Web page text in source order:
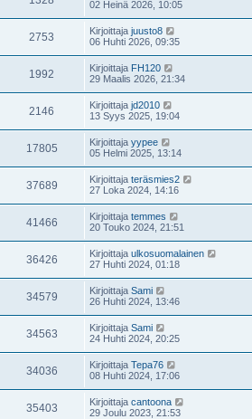
02 Heinä 2026, 10:05
2753 Kirjoittaja juusto8
06 Huhti 2026, 09:35
1992 Kirjoittaja FH120
29 Maalis 2026, 21:34
2146 Kirjoittaja jd2010
13 Syys 2025, 19:04
17805 Kirjoittaja yypee
05 Helmi 2025, 13:14
37689 Kirjoittaja teräsmies2
27 Loka 2024, 14:16
41466 Kirjoittaja temmes
20 Touko 2024, 21:51
36426 Kirjoittaja ulkosuomalainen
27 Huhti 2024, 01:18
34579 Kirjoittaja Sami
26 Huhti 2024, 13:46
34563 Kirjoittaja Sami
24 Huhti 2024, 20:25
34036 Kirjoittaja Tepa76
08 Huhti 2024, 17:06
35403 Kirjoittaja cantoona
29 Joulu 2023, 21:53